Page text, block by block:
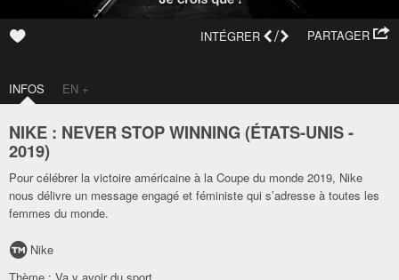
PARTAGER
INTÉGRER /
INFOS EN +
NIKE : NEVER STOP WINNING (ÉTATS-UNIS-
2019)
Pour célébrer la victoire américaine à la Coupe du monde 2019, Nike
nous délivre un message engagé et féministe qui s’adresse à toutes les
femmes du monde.
Nike